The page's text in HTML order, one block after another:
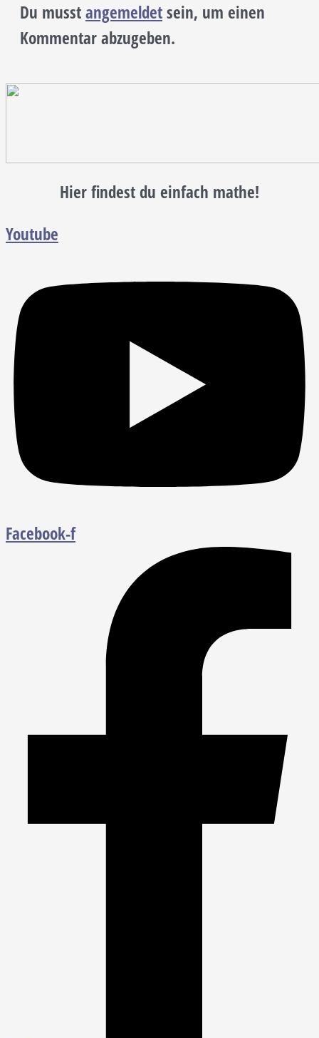
Du musstangemeldetsein, um einen
Kommentar abzugeben.
Hier findest du einfach mathe!
Youtube
Facebook-f